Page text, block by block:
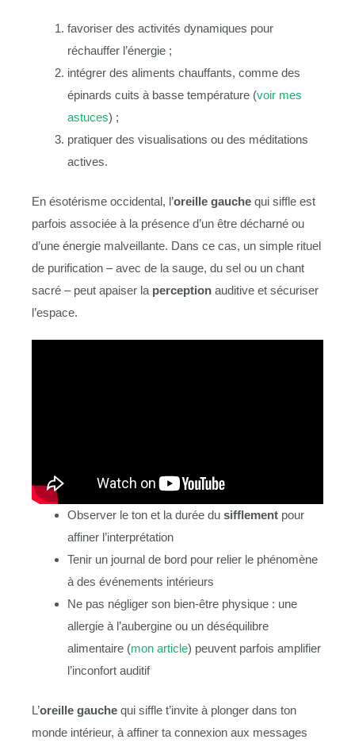
favoriser des activités dynamiques pour
réchauffer l’énergie ;
intégrer des aliments chauffants, comme des
épinards cuits à basse température (voir mes
astuces) ;
pratiquer des visualisations ou des méditations
actives.
En ésotérisme occidental, l’oreille gauche qui siffle est
parfois associée à la présence d’un être décharné ou
d’une énergie malveillante. Dans ce cas, un simple rituel
de purification – avec de la sauge, du sel ou un chant
sacré – peut apaiser la perception auditive et sécuriser
l’espace.
Observer le ton et la durée du sifflement pour
affiner l’interprétation
Tenir un journal de bord pour relier le phénomène
à des événements intérieurs
Ne pas négliger son bien-être physique : une
allergie à l’aubergine ou un déséquilibre
alimentaire (mon article) peuvent parfois amplifier
l’inconfort auditif
L’oreille gauche qui siffle t’invite à plonger dans ton
monde intérieur, à affiner ta connexion aux messages